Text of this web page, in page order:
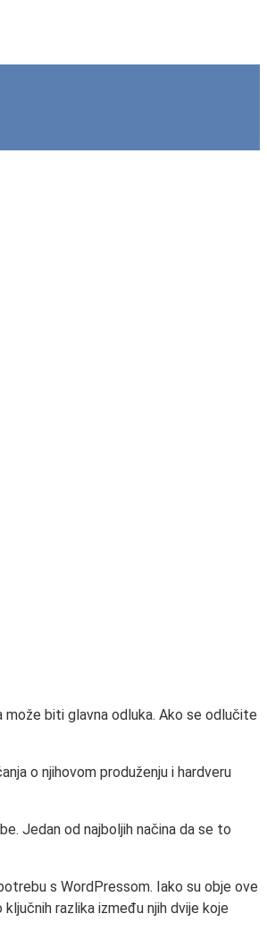
biti glavna odluka. Ako se odlučite
o njihovom produženju i hardveru
Jedan od najboljih načina da se to
s WordPressom. Iako su obje ove
razlika između njih dvije koje